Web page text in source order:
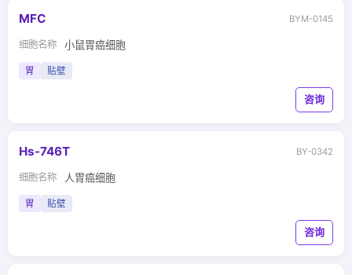
MFC BYM-0145
细胞名称 小鼠胃癌细胞
胃 贴壁
咨询
Hs-746T BY-0342
细胞名称 人胃癌细胞
胃 贴壁
咨询